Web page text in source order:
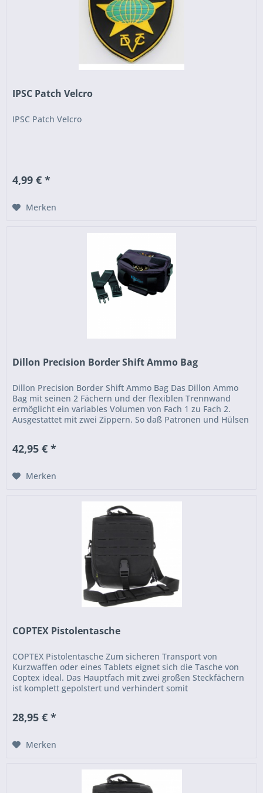
IPSC Patch Velcro
IPSC Patch Velcro
4,99 € *
Merken
Dillon Precision Border Shift Ammo Bag
Dillon Precision Border Shift Ammo Bag Das Dillon Ammo
Bag mit seinen 2 Fächern und der flexiblen Trennwand
ermöglicht ein variables Volumen von Fach 1 zu Fach 2.
Ausgestattet mit zwei Zippern. So daß Patronen und Hülsen
42,95 € *
Merken
COPTEX Pistolentasche
COPTEX Pistolentasche Zum sicheren Transport von
Kurzwaffen oder eines Tablets eignet sich die Tasche von
Coptex ideal. Das Hauptfach mit zwei großen Steckfächern
ist komplett gepolstert und verhindert somit
28,95 € *
Merken